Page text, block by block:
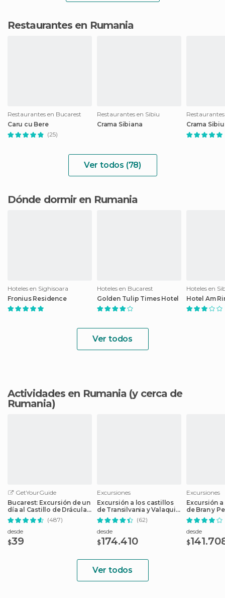
Restaurantes en Rumania
Restaurantes en Bucarest
Caru cu Bere
(25)
Restaurantes en Sibiu
Crama Sibiana
Crama
Ver todos (78)
Dónde dormir en Rumania
Hoteles en Sighisoara
Fronius Residence
Hoteles en Bucarest
Golden Tulip Times Hotel
Hoteles en
Hotel Am
Ver todos
Actividades en Rumania (y cerca de
Rumania)
GetYourGuide
Bucarest: Excursión de un
día al Castillo de Drácula,
el Castillo de Peles y
Brașov
(487)
desde
$39
Excursiones
Excursión a los castillos
de Transilvania y Valaquia
desde Brasov(62)
desde
$174.410
Excursiones
Excursión
de Bran y
Bucarest
desde
$
Ver todos